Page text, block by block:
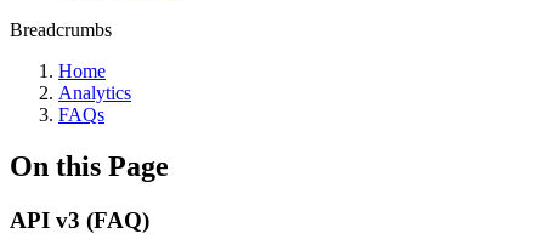
Breadcrumbs
Home
Analytics
FAQs
On this Page
API v3 (FAQ)